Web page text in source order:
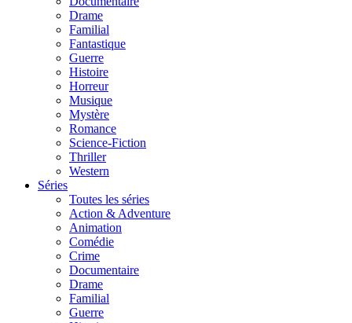
Drame
Familial
Fantastique
Guerre
Histoire
Horreur
Musique
Mystère
Romance
Science-Fiction
Thriller
Western
Séries
Toutes les séries
Action & Adventure
Animation
Comédie
Crime
Documentaire
Drame
Familial
Guerre